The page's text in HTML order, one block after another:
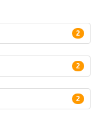
2
2
2